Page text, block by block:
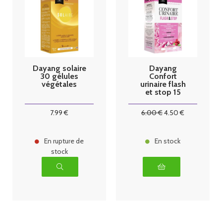
Dayang solaire
30 gélules
végétales
7.99 €
En rupture de
stock
Dayang
Confort
urinaire flash
et stop 15
6.00€4.50 €
En stock